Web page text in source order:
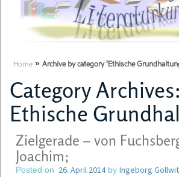
Home » Archive by category 'Ethische
Category Archives:
Ethische
Zielgerade – von
Joachim;
Posted on 26. April 2014by Ingeborg